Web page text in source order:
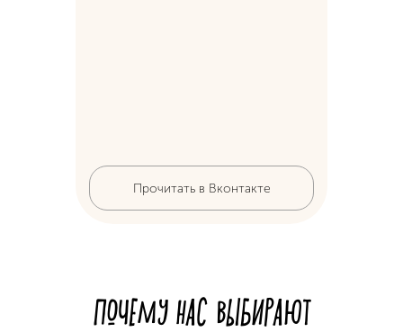
Прочитать в Вконтакте
ПОЧЕМУ НАС ВЫБИРАЮТ